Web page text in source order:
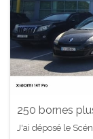
250 bornes
J'ai déposé le